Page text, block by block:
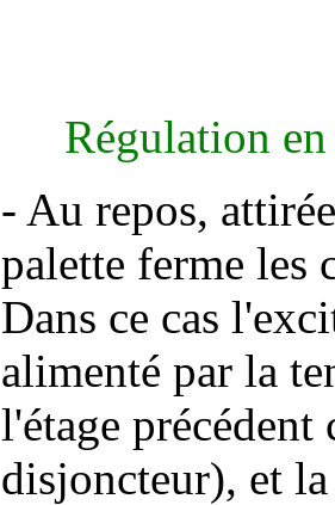
Régulation
- Au repos,
palette ferme les
Dans ce cas
alimenté par la
l'étage
disjoncteur), et